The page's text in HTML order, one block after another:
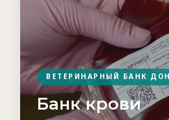
Банк крови
ВЕТЕРИНАРНЫЙ БАНК